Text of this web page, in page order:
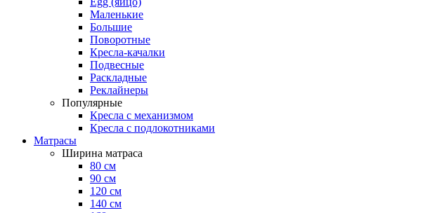
Маленькие
Большие
Поворотные
Кресла-качалки
Подвесные
Раскладные
Реклайнеры
Популярные
Кресла с механизмом
Кресла с подлокотниками
Матрасы
Ширина матраса
80 см
90 см
120 см
140 см